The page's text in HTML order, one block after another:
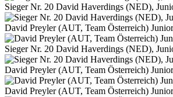
Sieger Nr. 20 David Haverdings (NED),
David Preyler (AUT, Team Österreich)
Sieger Nr. 20 David Haverdings (NED),
David Preyler (AUT, Team Österreich)
David Preyler (AUT, Team Österreich)